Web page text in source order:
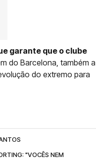
garante que o clube
do Barcelona, também a
do extremo para
"VOCÊS NEM